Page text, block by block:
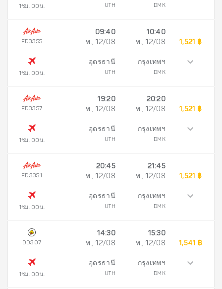
1ชม. 00น. UTH DMK
FD3355
1ชม. 00น.
09:40
พ., 12/08
อุดรธานี
UTH
10:40
พ., 12/08
กรุงเทพฯ
DMK
1,521 ฿
FD3357
1ชม. 00น.
19:20
พ., 12/08
อุดรธานี
UTH
20:20
พ., 12/08
กรุงเทพฯ
DMK
1,521 ฿
FD3351
1ชม. 00น.
20:45
พ., 12/08
อุดรธานี
UTH
21:45
พ., 12/08
กรุงเทพฯ
DMK
1,521 ฿
DD307
1ชม. 00น.
14:30
พ., 12/08
อุดรธานี
UTH
15:30
พ., 12/08
กรุงเทพฯ
DMK
1,541 ฿